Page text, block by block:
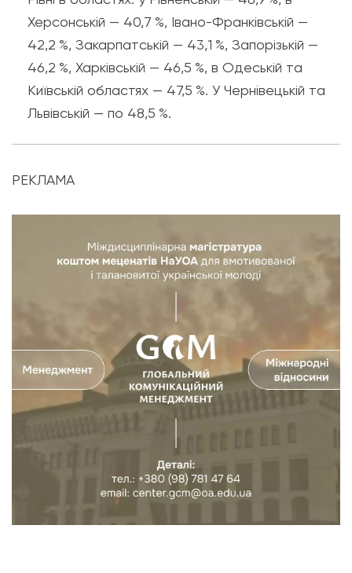
Херсонській — 40,7 %, Івано-Франківській —
42,2 %, Закарпатській — 43,1 %, Запорізькій —
46,2 %, Харківській — 46,5 %, в Одеській та
Київській областях — 47,5 %. У Чернівецькій та
Львівській — по 48,5 %.
РЕКЛАМА